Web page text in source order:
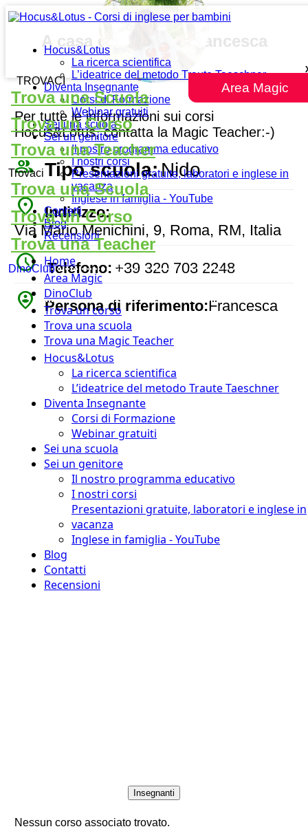
Hocus&Lotus
La ricerca scientifica
L’ideatrice del metodo Traute Taeschner
Diventa Insegnante
Corsi di Formazione
Webinar gratuiti
Sei una scuola
Sei un genitore
Il nostro programma educativo
I nostri corsi
Presentazioni gratuite, laboratori e inglese in
vacanza
Inglese in famiglia - YouTube
Contatti
Blog
Recensioni
Home
Area Magic
DinoClub
Trova un corso
Trova una scuola
Trova una Magic Teacher
Hocus&Lotus
La ricerca scientifica
L’ideatrice del metodo Traute Taeschner
Diventa Insegnante
Corsi di Formazione
Webinar gratuiti
Sei una scuola
Sei un genitore
Il nostro programma educativo
I nostri corsi
Presentazioni gratuite, laboratori e inglese in
vacanza
Inglese in famiglia - YouTube
Blog
Contatti
Recensioni
Area Magic
TROVACI
Trova una Scuola
Trova un Corso
Trova una Teacher
Trovaci
Trova una Scuola
Trova un Corso
Trova una Teacher
DinoClub
A casa di Chiara e Francesca
Per tutte le informazioni sui corsi
Hocus&Lotus, contatta la Magic Teacher:-)
people_outline Tipo scuola:Nido
place Indirizzo:
Via Mario Menichini, 9, Roma, RM, Italia
watch_later Telefono: +39 320 703 2248
person_pin_circle Persona di riferimento:Francesca
Insegnanti
Nessun corso associato trovato.